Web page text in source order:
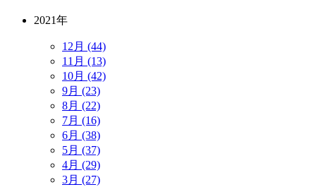
2021年
12月 (44)
11月 (13)
10月 (42)
9月 (23)
8月 (22)
7月 (16)
6月 (38)
5月 (37)
4月 (29)
3月 (27)